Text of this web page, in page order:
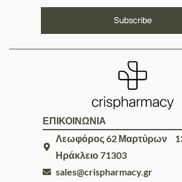
ΕΠΙΚΟΙΝΩΝΙΑ
Λεωφόρος 62 Μαρτύρων
Ηράκλειο 71303
sales@crispharmacy.gr